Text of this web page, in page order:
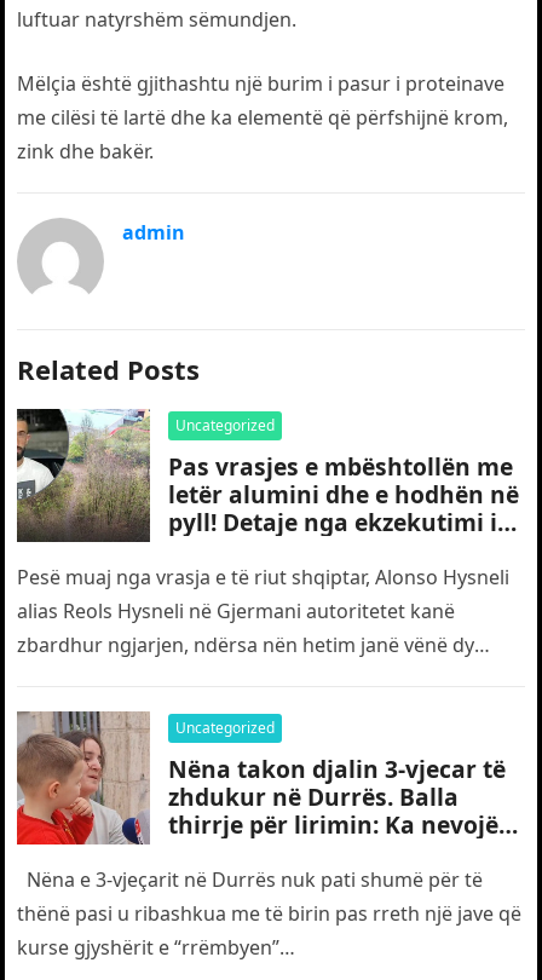
luftuar natyrshëm sëmundjen.
Mëlçia është gjithashtu një burim i pasur i proteinave
me cilësi të lartë dhe ka elementë që përfshijnë krom,
zink dhe bakër.
admin
Related Posts
Uncategorized
Pas vrasjes e mbështollën me
letër alumini dhe e hodhën në
pyll! Detaje nga ekzekutimi i
Pesë muaj nga vrasja e të riut shqiptar, Alonso Hysneli
alias Reols Hysneli në Gjermani autoritetet kanë
zbardhur ngjarjen, ndërsa nën hetim janë vënë dy
Uncategorized
Nëna takon djalin 3-vjecar të
zhdukur në Durrës. Balla
thirrje për lirimin: Ka nevojë
Nëna e 3-vjeçarit në Durrës nuk pati shumë për të
thënë pasi u ribashkua me të birin pas rreth një jave që
kurse gjyshërit e “rrëmbyen”…